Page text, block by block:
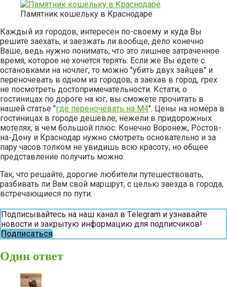
Памятник кошельку в Краснодаре
Каждый из городов, интересен по-своему и куда Вы
решите заехать, и заезжать ли вообще, дело конечно
Ваше, ведь нужно понимать, что это лишнее затраченное
время, которое не хочется терять. Если же Вы едете с
остановками на ночлег, то можно "убить двух зайцев" и
переночевать в одном из городов, а заехав в город, грех
не посмотреть достопримечательности. Кстати, о
гостиницах по дороге на юг, вы сможете прочитать в
нашей статье "где переночевать на М4". Цены на номера в
гостиницах в городе дешевле, нежели в придорожных
мотелях, в чем большой плюс. Конечно Воронеж, Ростов-
на-Дону и Краснодар нужно смотреть основательно и за
пару часов толком не увидишь всю красоту, но общее
представление получить можно.
Так, что решайте, дорогие любители путешествовать,
разбивать ли Вам свой маршрут, с целью заезда в города,
встречающиеся по пути.
Подписывайтесь на наш канал в Тelegram и узнавайте
новости и закрытую информацию для подписчиков!
Подписаться
Один ответ